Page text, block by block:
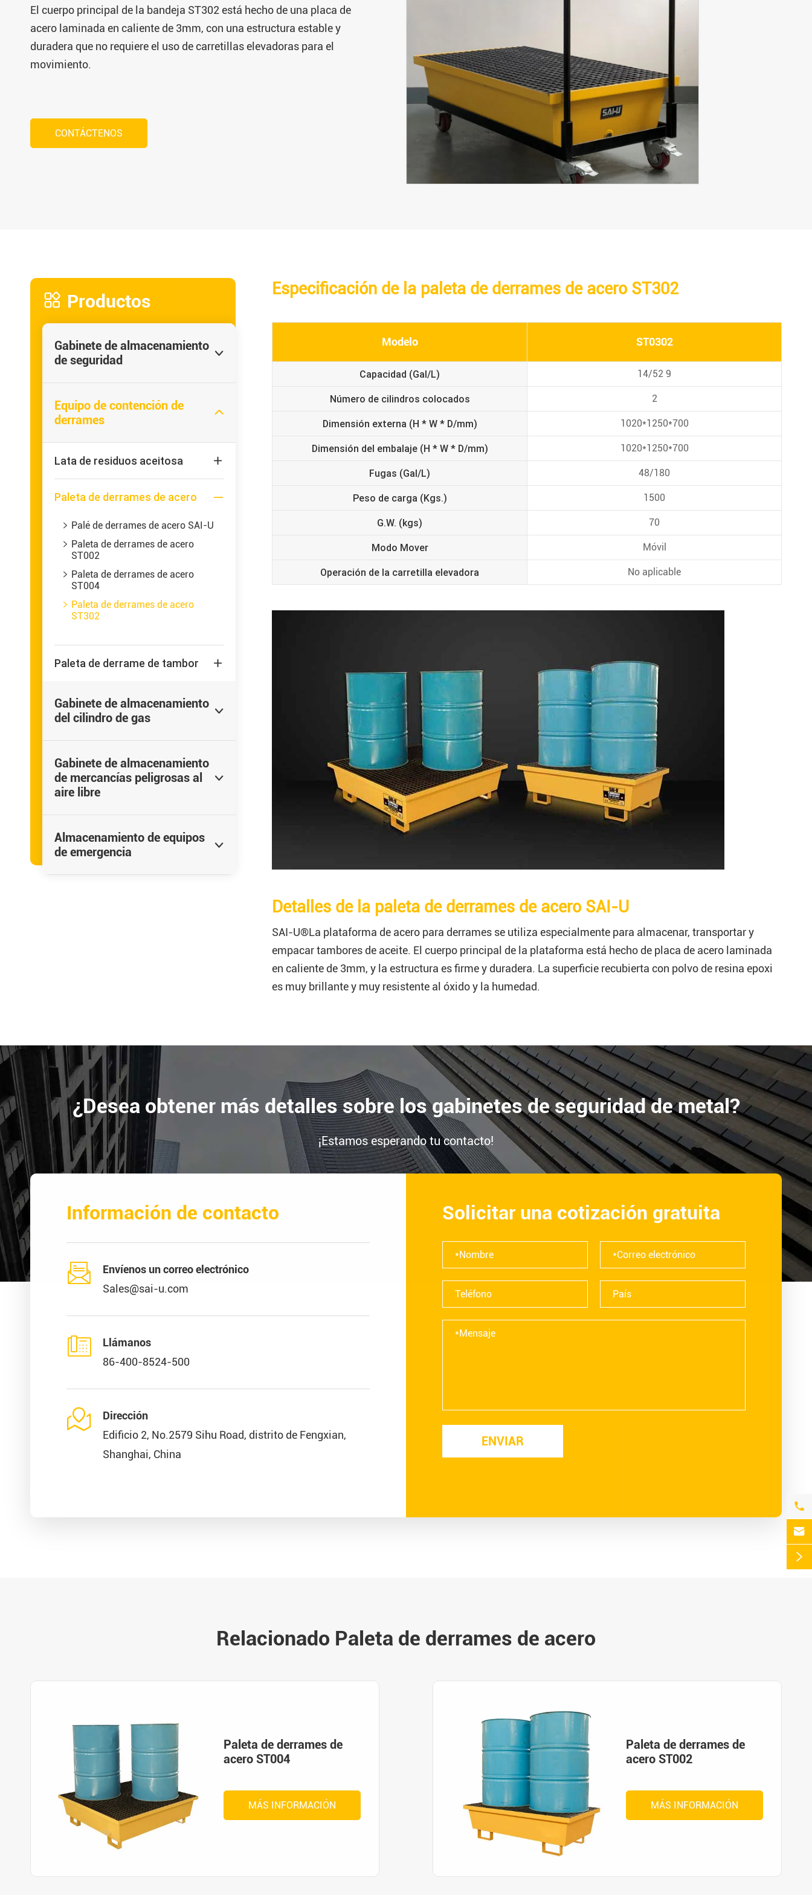
El cuerpo principal de la bandeja ST302 está hecho de una placa de
acero laminada en caliente de 3mm, con una estructura estable y
duradera que no requiere el uso de carretillas elevadoras para el
movimiento.
CONTÁCTENOS
 Productos
Gabinete de almacenamiento
de seguridad

Equipo de contención de
derrames

Lata de residuos aceitosa 
Paleta de derrames de acero 
 Palé de derrames de acero SAI-U

Paleta de derrames de acero
ST002

Paleta de derrames de acero
ST004

Paleta de derrames de acero
ST302
Paleta de derrame de tambor 
Gabinete de almacenamiento
del cilindro de gas

Gabinete de almacenamiento
de mercancías peligrosas al
aire libre

Almacenamiento de equipos
de emergencia

Especificación de la paleta de derrames de acero ST302
Modelo ST0302
Capacidad (Gal/L) 14/52 9
Número de cilindros colocados 2
Dimensión externa (H * W * D/mm) 1020*1250*700
Dimensión del embalaje (H * W * D/mm) 1020*1250*700
Fugas (Gal/L) 48/180
Peso de carga (Kgs.) 1500
G.W. (kgs) 70
Modo Mover Móvil
Operación de la carretilla elevadora No aplicable
Detalles de la paleta de derrames de acero SAI-U
SAI-U®La plataforma de acero para derrames se utiliza especialmente para almacenar, transportar y
empacar tambores de aceite. El cuerpo principal de la plataforma está hecho de placa de acero laminada
en caliente de 3mm, y la estructura es firme y duradera. La superficie recubierta con polvo de resina epoxi
es muy brillante y muy resistente al óxido y la humedad.
¿Desea obtener más detalles sobre los gabinetes de seguridad de metal?
¡Estamos esperando tu contacto!
Información de contacto

Envíenos un correo electrónico
Sales@sai-u.com

Llámanos
86-400-8524-500

Dirección
Edificio 2, No.2579 Sihu Road, distrito de Fengxian,
Shanghai, China
Solicitar una cotización gratuita
Relacionado Paleta de derrames de acero
Paleta de derrames de
acero ST004
MÁS INFORMACIÓN
Paleta de derrames de
acero ST002
MÁS INFORMACIÓN


